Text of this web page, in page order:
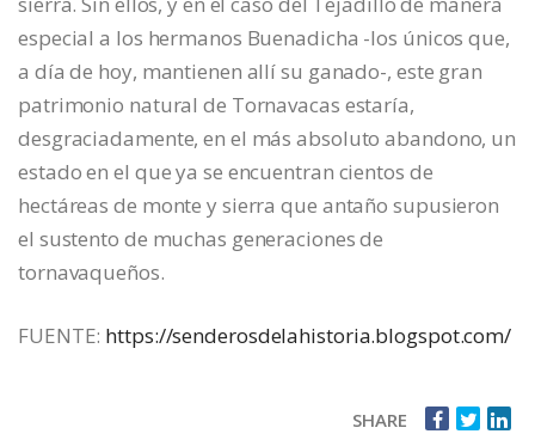
especial a los hermanos Buenadicha -los únicos que,
a día de hoy, mantienen allí su ganado-, este gran
patrimonio natural de Tornavacas estaría,
desgraciadamente, en el más absoluto abandono, un
estado en el que ya se encuentran cientos de
hectáreas de monte y sierra que antaño supusieron
el sustento de muchas generaciones de
tornavaqueños.
FUENTE: https://senderosdelahistoria.blogspot.com/
SHARE